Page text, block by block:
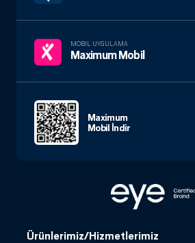
Ürünlerimiz/Hizmetlerimiz
MOBIL UYGULAMA
Maximum Mobil
Maximum
Mobil İndir